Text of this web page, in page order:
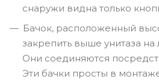
снаружи видна только
Бачок, расположенный
закрепить выше унитаза
Они соединяются
Эти бачки просты в